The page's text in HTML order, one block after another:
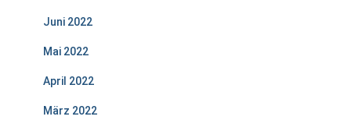
Juni 2022
Mai 2022
April 2022
März 2022